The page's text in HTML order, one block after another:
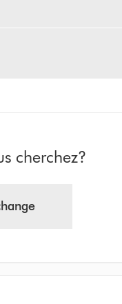
cherchez?